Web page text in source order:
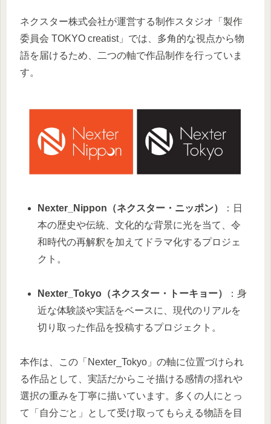
ネクスター株式会社が運営する制作スタジオ「製作
委員会 TOKYO creatist」では、多角的な視点から物
語を届けるため、二つの軸で作品制作を行っていま
す。
Nexter_Nippon（ネクスター・ニッポン）
：日
本の歴史や伝統、文化的な背景に光を当て、令
和時代の再解釈を加えてドラマ化するプロジェ
クト。
Nexter_Tokyo（ネクスター・トーキョー）
：身
近な体験談や実話をベースに、現代のリアルを
切り取った作品を投稿するプロジェクト。
本作は、この「Nexter_Tokyo」の軸に位置づけられ
る作品として、実話だからこそ描ける感情の揺れや
選択の重みを丁寧に描いています。多くの人にとっ
て「自分ごと」として受け取ってもらえる物語を目